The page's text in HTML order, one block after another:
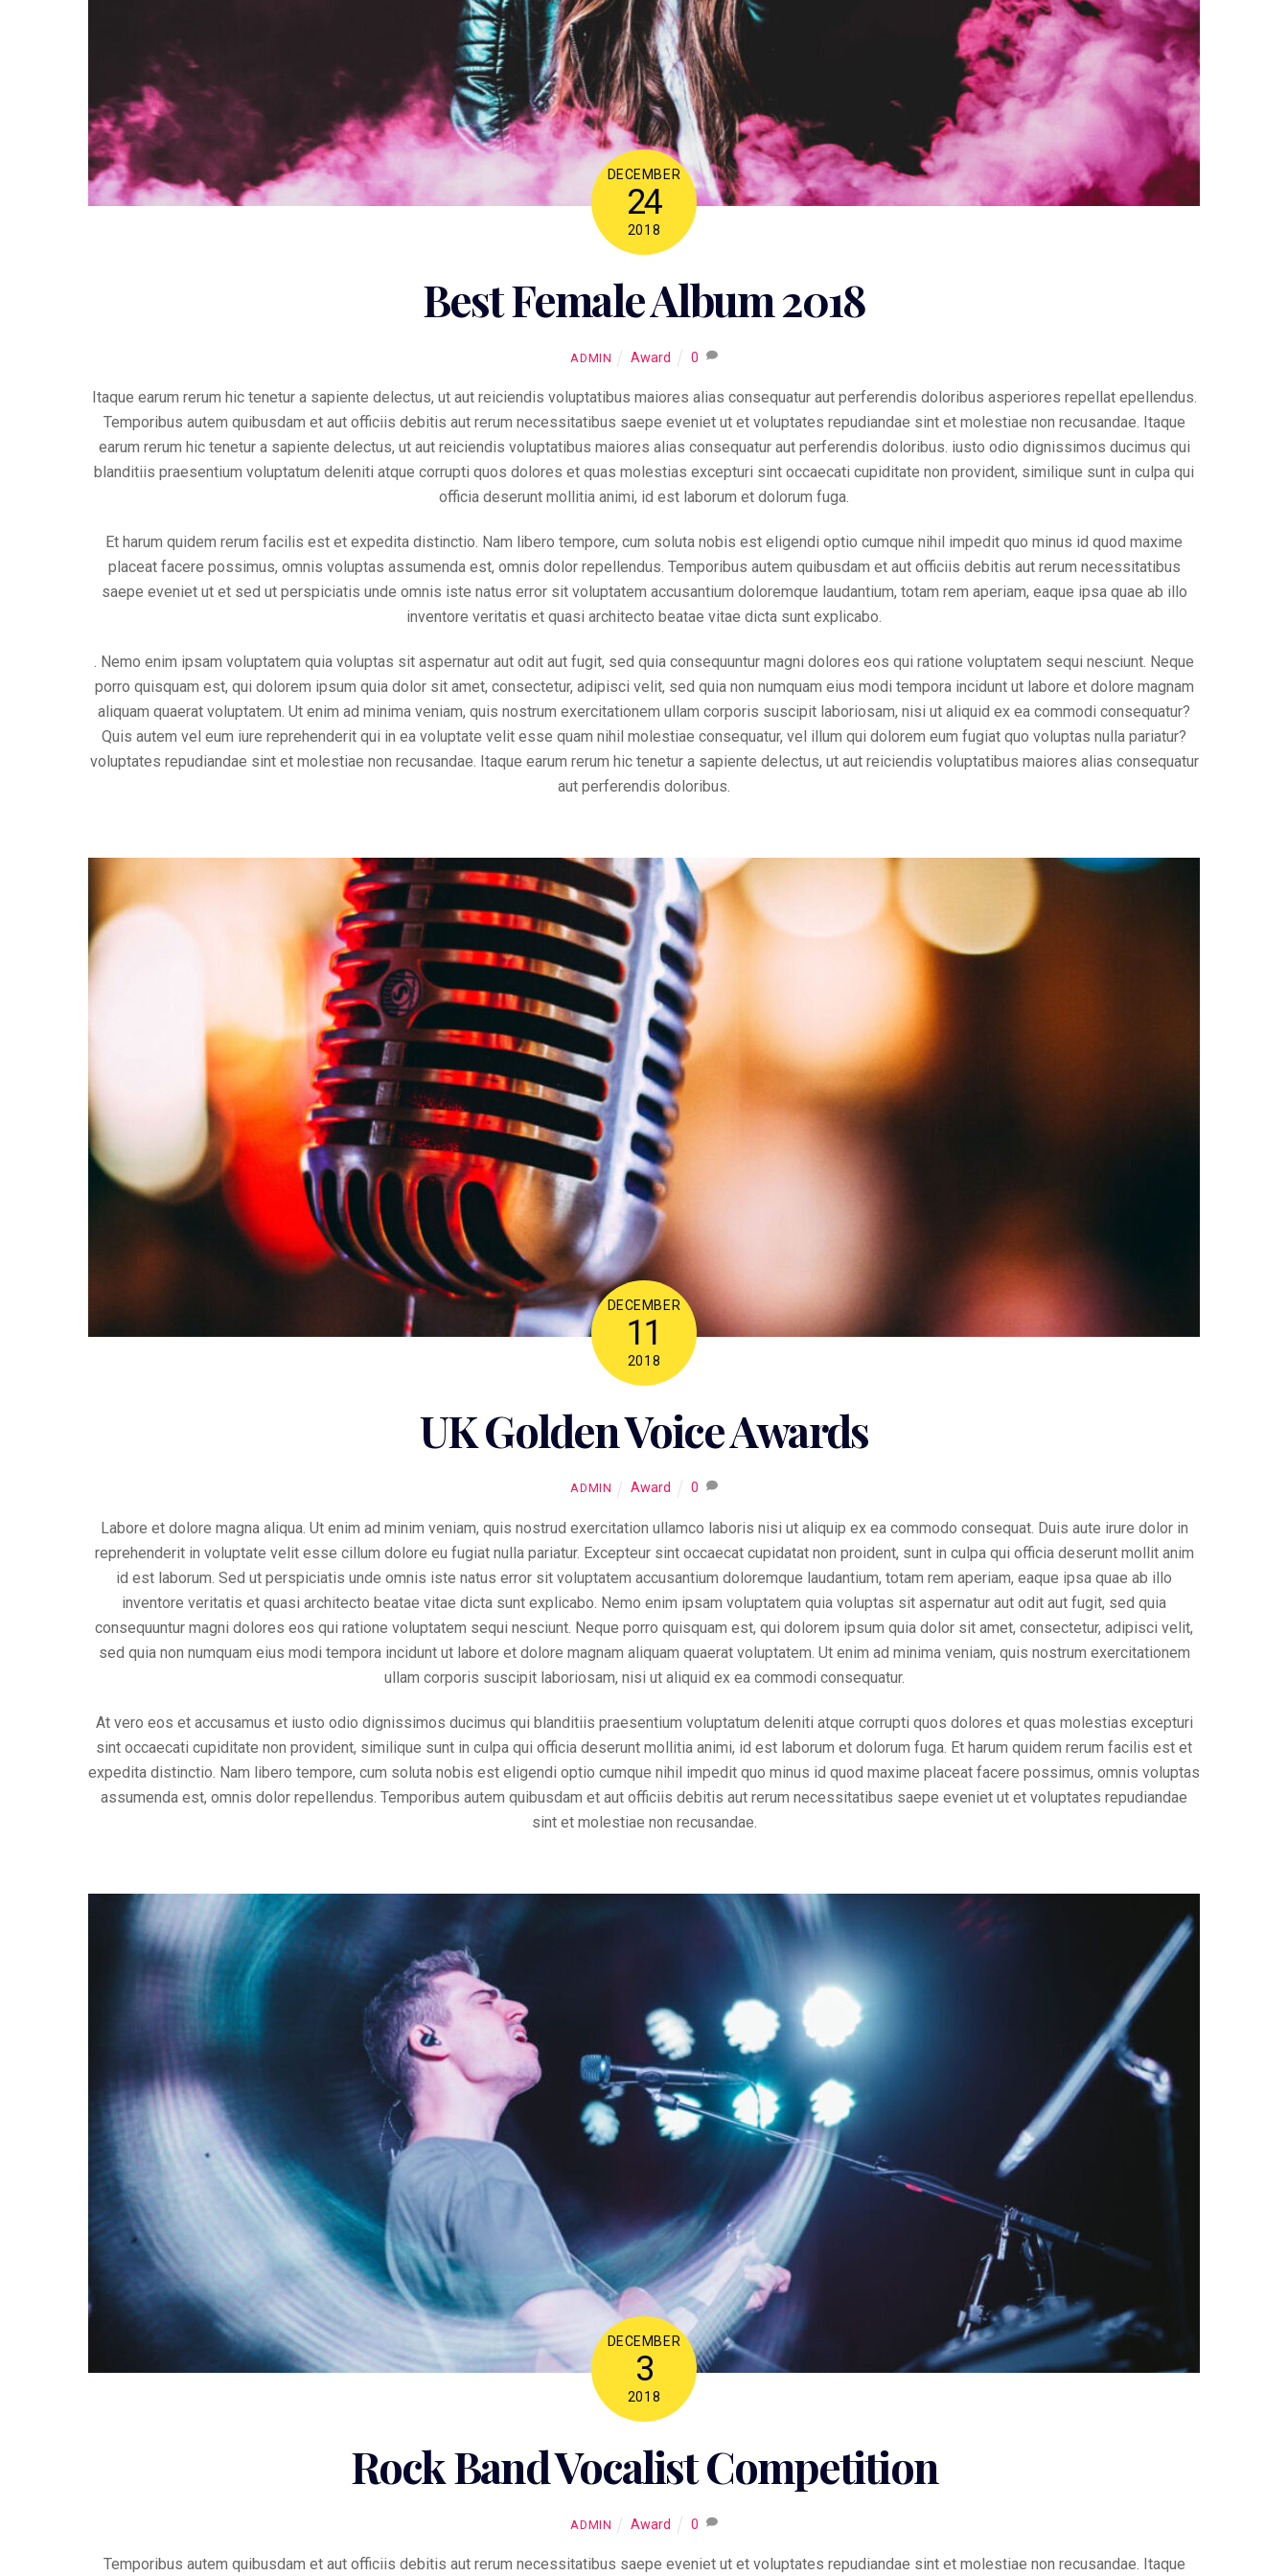
DECEMBER
24
2018
Best Female Album 2018
ADMIN Award 0
Itaque earum rerum hic tenetur a sapiente delectus, ut aut reiciendis voluptatibus maiores alias consequatur aut perferendis doloribus asperiores repellat epellendus.
Temporibus autem quibusdam et aut officiis debitis aut rerum necessitatibus saepe eveniet ut et voluptates repudiandae sint et molestiae non recusandae. Itaque
earum rerum hic tenetur a sapiente delectus, ut aut reiciendis voluptatibus maiores alias consequatur aut perferendis doloribus. iusto odio dignissimos ducimus qui
blanditiis praesentium voluptatum deleniti atque corrupti quos dolores et quas molestias excepturi sint occaecati cupiditate non provident, similique sunt in culpa qui
officia deserunt mollitia animi, id est laborum et dolorum fuga.
Et harum quidem rerum facilis est et expedita distinctio. Nam libero tempore, cum soluta nobis est eligendi optio cumque nihil impedit quo minus id quod maxime
placeat facere possimus, omnis voluptas assumenda est, omnis dolor repellendus. Temporibus autem quibusdam et aut officiis debitis aut rerum necessitatibus
saepe eveniet ut et sed ut perspiciatis unde omnis iste natus error sit voluptatem accusantium doloremque laudantium, totam rem aperiam, eaque ipsa quae ab illo
inventore veritatis et quasi architecto beatae vitae dicta sunt explicabo.
. Nemo enim ipsam voluptatem quia voluptas sit aspernatur aut odit aut fugit, sed quia consequuntur magni dolores eos qui ratione voluptatem sequi nesciunt. Neque
porro quisquam est, qui dolorem ipsum quia dolor sit amet, consectetur, adipisci velit, sed quia non numquam eius modi tempora incidunt ut labore et dolore magnam
aliquam quaerat voluptatem. Ut enim ad minima veniam, quis nostrum exercitationem ullam corporis suscipit laboriosam, nisi ut aliquid ex ea commodi consequatur?
Quis autem vel eum iure reprehenderit qui in ea voluptate velit esse quam nihil molestiae consequatur, vel illum qui dolorem eum fugiat quo voluptas nulla pariatur?
voluptates repudiandae sint et molestiae non recusandae. Itaque earum rerum hic tenetur a sapiente delectus, ut aut reiciendis voluptatibus maiores alias consequatur
aut perferendis doloribus.
DECEMBER
11
2018
UK Golden Voice Awards
ADMIN Award 0
Labore et dolore magna aliqua. Ut enim ad minim veniam, quis nostrud exercitation ullamco laboris nisi ut aliquip ex ea commodo consequat. Duis aute irure dolor in
reprehenderit in voluptate velit esse cillum dolore eu fugiat nulla pariatur. Excepteur sint occaecat cupidatat non proident, sunt in culpa qui officia deserunt mollit anim
id est laborum. Sed ut perspiciatis unde omnis iste natus error sit voluptatem accusantium doloremque laudantium, totam rem aperiam, eaque ipsa quae ab illo
inventore veritatis et quasi architecto beatae vitae dicta sunt explicabo. Nemo enim ipsam voluptatem quia voluptas sit aspernatur aut odit aut fugit, sed quia
consequuntur magni dolores eos qui ratione voluptatem sequi nesciunt. Neque porro quisquam est, qui dolorem ipsum quia dolor sit amet, consectetur, adipisci velit,
sed quia non numquam eius modi tempora incidunt ut labore et dolore magnam aliquam quaerat voluptatem. Ut enim ad minima veniam, quis nostrum exercitationem
ullam corporis suscipit laboriosam, nisi ut aliquid ex ea commodi consequatur.
At vero eos et accusamus et iusto odio dignissimos ducimus qui blanditiis praesentium voluptatum deleniti atque corrupti quos dolores et quas molestias excepturi
sint occaecati cupiditate non provident, similique sunt in culpa qui officia deserunt mollitia animi, id est laborum et dolorum fuga. Et harum quidem rerum facilis est et
expedita distinctio. Nam libero tempore, cum soluta nobis est eligendi optio cumque nihil impedit quo minus id quod maxime placeat facere possimus, omnis voluptas
assumenda est, omnis dolor repellendus. Temporibus autem quibusdam et aut officiis debitis aut rerum necessitatibus saepe eveniet ut et voluptates repudiandae
sint et molestiae non recusandae.
DECEMBER
3
2018
Rock Band Vocalist Competition
ADMIN Award 0
Temporibus autem quibusdam et aut officiis debitis aut rerum necessitatibus saepe eveniet ut et voluptates repudiandae sint et molestiae non recusandae. Itaque